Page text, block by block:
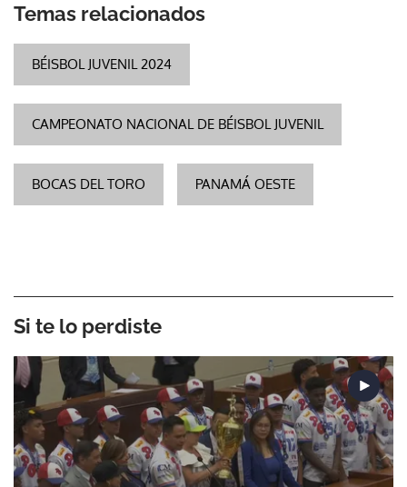
Temas relacionados
BÉISBOL JUVENIL 2024
CAMPEONATO NACIONAL DE BÉISBOL JUVENIL
BOCAS DEL TORO PANAMÁ OESTE
Si te lo perdiste